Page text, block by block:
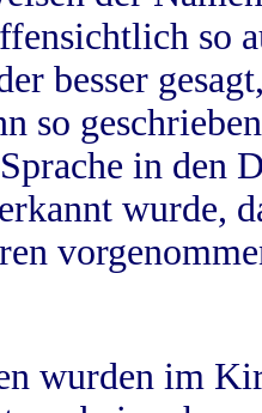
so
besser
so
in
wurde,
wurden im